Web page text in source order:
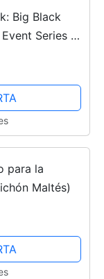
Big Black
Series -
para la
Maltés)